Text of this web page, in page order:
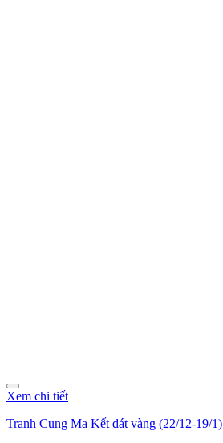
Xem chi tiết
Tranh Cung Ma Kết dát vàng (22/12-19/1)